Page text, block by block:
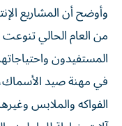
وأوضح أن المشاريع
من العام الحالي
المستفيدون
في مهنة صيد
الفواكه والملابس